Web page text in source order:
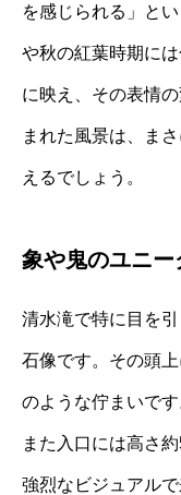
を感じられる」と
や秋の紅葉時期に
に映え、その表情
まれた風景は、ま
えるでしょう。
象や鬼のユニー
清水滝で特に目を
石像です。その頭
のような佇まいです
また入口には高さ
強烈なビジュアル